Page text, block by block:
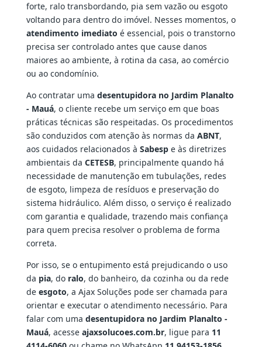
forte, ralo transbordando, pia sem vazão ou esgoto
voltando para dentro do imóvel. Nesses momentos, o
atendimento imediato é essencial, pois o transtorno
precisa ser controlado antes que cause danos
maiores ao ambiente, à rotina da casa, ao comércio
ou ao condomínio.
Ao contratar uma desentupidora no Jardim Planalto
- Mauá, o cliente recebe um serviço em que boas
práticas técnicas são respeitadas. Os procedimentos
são conduzidos com atenção às normas da ABNT,
aos cuidados relacionados à Sabespe às diretrizes
ambientais da CETESB, principalmente quando há
necessidade de manutenção em tubulações, redes
de esgoto, limpeza de resíduos e preservação do
sistema hidráulico. Além disso, o serviço é realizado
com garantia e qualidade, trazendo mais confiança
para quem precisa resolver o problema de forma
correta.
Por isso, se o entupimento está prejudicando o uso
da pia, do ralo, do banheiro, da cozinha ou da rede
de esgoto, a Ajax Soluções pode ser chamada para
orientar e executar o atendimento necessário. Para
falar com uma desentupidora no Jardim Planalto -
Mauá, acesse ajaxsolucoes.com.br, ligue para 11